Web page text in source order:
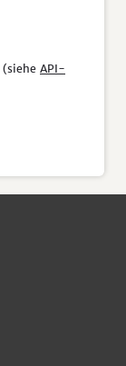
(siehe API-